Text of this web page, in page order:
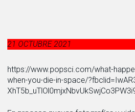
21 OCTUBRE 2021
https://www.popsci.com/what-
when-you-die-in-space/